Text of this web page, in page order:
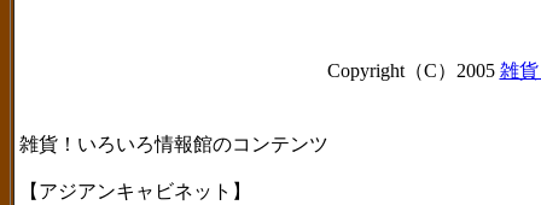
Copyright（C）2005 雑
雑貨！いろいろ情報館のコンテンツ
【アジアンキャビネット】